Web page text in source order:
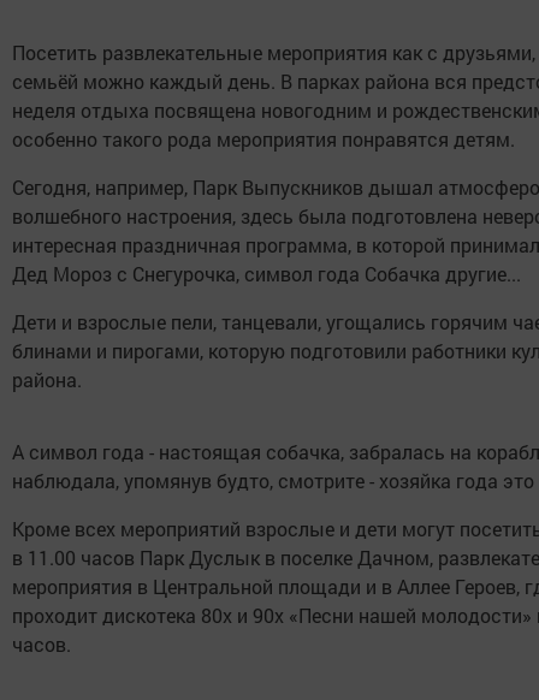
Посетить развлекательные мероприятия как с друзьями,
семьёй можно каждый день. В парках района вся
неделя отдыха посвящена новогодним и
особенно такого рода мероприятия понравятся детям.
Сегодня, например, Парк Выпускников дышал
волшебного настроения, здесь была подготовлена
интересная праздничная программа, в которой
Дед Мороз с Снегурочка, символ года Собачка другие...
Дети и взрослые пели, танцевали, угощались горячим
блинами и пирогами, которую подготовили работники
района.
А символ года - настоящая собачка, забралась на
наблюдала, упомянув будто, смотрите - хозяйка года это
Кроме всех мероприятий взрослые и дети могут
в 11.00 часов Парк Дуслык в поселке Дачном,
мероприятия в Центральной площади и в Аллее Героев,
проходит дискотека 80х и 90х «Песни нашей молодости»
часов.